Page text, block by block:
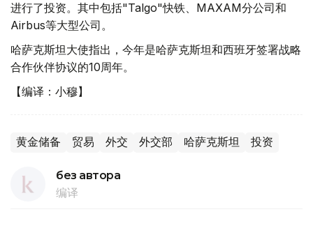
进行了投资。其中包括"Talgo"快铁、MAXAM分公司和
Airbus等大型公司。
哈萨克斯坦大使指出，今年是哈萨克斯坦和西班牙签署战略
合作伙伴协议的10周年。
【编译：小穆】
黄金储备 贸易 外交 外交部 哈萨克斯坦 投资
без автора
编译